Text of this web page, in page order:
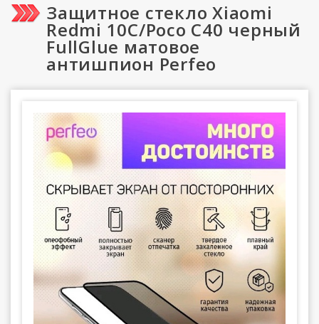
Защитное стекло Xiaomi
Redmi 10C/Poco C40 черный
FullGlue матовое
антишпион Perfeo